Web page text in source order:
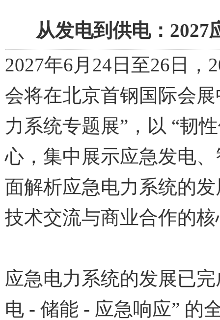
从发电到供电：
2027年6月24日至26日
会将在北京首钢国际会
力系统专题展”，以 “韧
心，集中展示应急发电
面解析应急电力系统的
技术交流与商业合作的
应急电力系统的发展已
电 - 储能 - 应急响应” 的